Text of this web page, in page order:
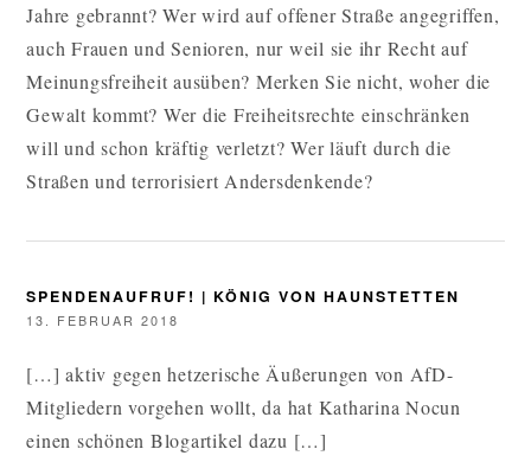
Jahre gebrannt? Wer wird auf offener Straße angegriffen,
auch Frauen und Senioren, nur weil sie ihr Recht auf
Meinungsfreiheit ausüben? Merken Sie nicht, woher die
Gewalt kommt? Wer die Freiheitsrechte einschränken
will und schon kräftig verletzt? Wer läuft durch die
Straßen und terrorisiert Andersdenkende?
SPENDENAUFRUF! | KÖNIG VON HAUNSTETTEN
13. FEBRUAR 2018
[…] aktiv gegen hetzerische Äußerungen von AfD-
Mitgliedern vorgehen wollt, da hat Katharina Nocun
einen schönen Blogartikel dazu […]